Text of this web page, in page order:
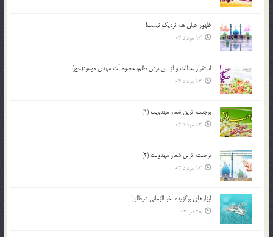
ظهور خیلی هم نزدیک نیست!
13 مرداد 03
استقرار عدالت و از بين بردن ظلم، خصوصيّت مهدي موعود(عج)
13 مرداد 03
برجسته ترين شعار مهدويت (1)
13 مرداد 03
برجسته ترين شعار مهدويت (2)
13 مرداد 03
ابزارهاي برگزيده آخر الزماني شيطان!
28 تیر 03